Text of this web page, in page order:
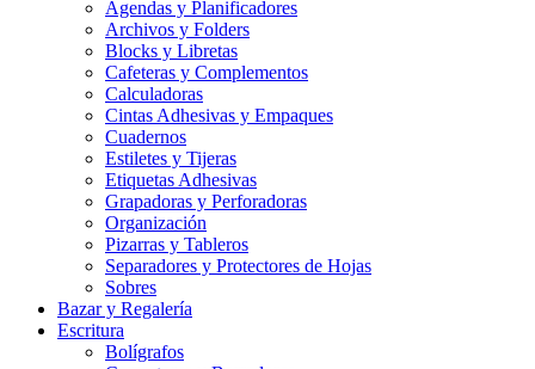
Agendas y Planificadores
Archivos y Folders
Blocks y Libretas
Cafeteras y Complementos
Calculadoras
Cintas Adhesivas y Empaques
Cuadernos
Estiletes y Tijeras
Etiquetas Adhesivas
Grapadoras y Perforadoras
Organización
Pizarras y Tableros
Separadores y Protectores de Hojas
Sobres
Bazar y Regalería
Escritura
Bolígrafos